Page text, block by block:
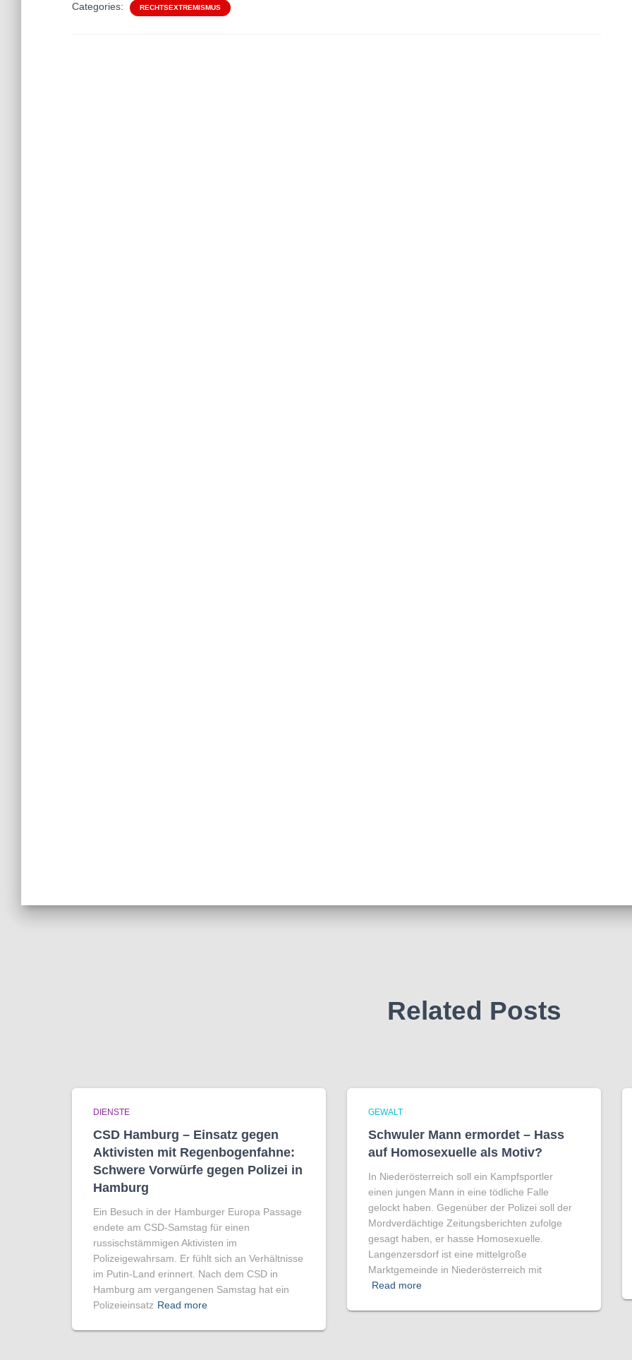
Categories: RECHTSEXTREMISMUS
Related Posts
DIENSTE
CSD Hamburg – Einsatz gegen
Aktivisten mit Regenbogen­fahne:
Schwere Vorwürfe gegen Polizei in
Hamburg
Ein Besuch in der Hamburger Europa Passage
endete am CSD-Samstag für einen
russischstämmigen Aktivisten im
Polizeigewahrsam. Er fühlt sich an Verhältnisse
im Putin-Land erinnert. Nach dem CSD in
Hamburg am vergangenen Samstag hat ein
Polizeieinsatz Read more
GEWALT
Schwuler Mann ermordet – Hass
auf Homo­sexuelle als Motiv?
In Niederösterreich soll ein Kampfsportler
einen jungen Mann in eine tödliche Falle
gelockt haben. Gegenüber der Polizei soll der
Mordverdächtige Zeitungsberichten zufolge
gesagt haben, er hasse Homosexuelle.
Langenzersdorf ist eine mittelgroße
Marktgemeinde in Niederösterreich mit
Read more